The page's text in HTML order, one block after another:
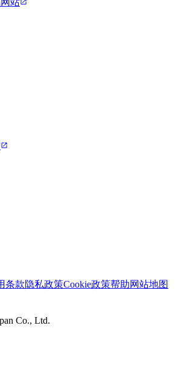
条款隐私政策Cookie政策帮助网站地图
Co., Ltd.